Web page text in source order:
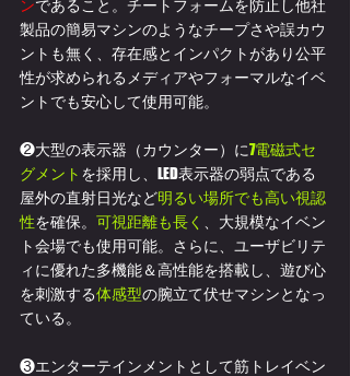
ンであること。チートフォームを防止し他社
製品の簡易マシンのようなチープさや誤カウ
ントも無く、 存在感とインパクトがあり公平
性が求められるメディアやフォーマルなイベ
ントでも安心して使用可能。
❷大型の表示器（カウンター）に7電磁式セ
グメント を採用し、LED表示器の弱点である
屋外の直射日光など明るい場所でも高い視認
性を確保。 可視距離も長く
、大規模なイベン
ト会場でも使用可能。さらに、ユーザビリテ
ィに優れた多機能＆高性能を搭載し、遊び心
を刺激する体感型の腕立て伏せマシンとなっ
ている。
❸エンターテインメントとして筋トレイベン